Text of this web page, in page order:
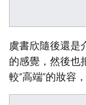
虞書欣隨後還是
的感覺，然後也
較“高端”的妝容